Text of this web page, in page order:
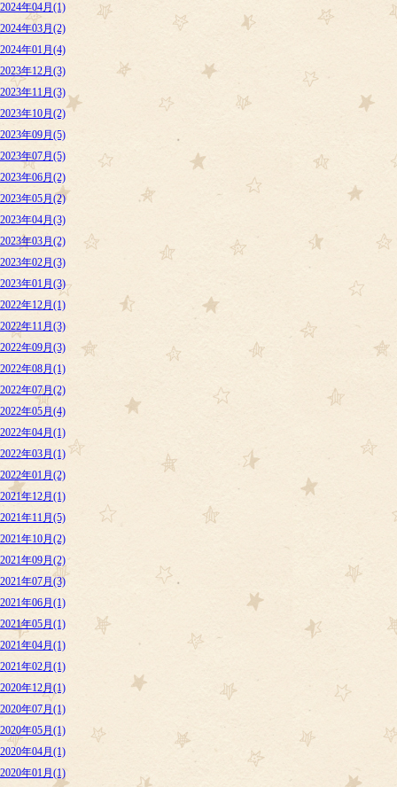
2024年04月(1)
2024年03月(2)
2024年01月(4)
2023年12月(3)
2023年11月(3)
2023年10月(2)
2023年09月(5)
2023年07月(5)
2023年06月(2)
2023年05月(2)
2023年04月(3)
2023年03月(2)
2023年02月(3)
2023年01月(3)
2022年12月(1)
2022年11月(3)
2022年09月(3)
2022年08月(1)
2022年07月(2)
2022年05月(4)
2022年04月(1)
2022年03月(1)
2022年01月(2)
2021年12月(1)
2021年11月(5)
2021年10月(2)
2021年09月(2)
2021年07月(3)
2021年06月(1)
2021年05月(1)
2021年04月(1)
2021年02月(1)
2020年12月(1)
2020年07月(1)
2020年05月(1)
2020年04月(1)
2020年01月(1)